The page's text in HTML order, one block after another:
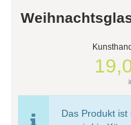
Das Produkt